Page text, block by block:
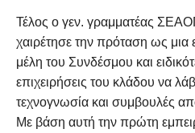
Τέλος ο γεν. γραμματέας
χαιρέτησε την πρόταση ως μια
μέλη του Συνδέσμου και
επιχειρήσεις του κλάδου να
τεχνογνωσία και συμβουλές
Με βάση αυτή την πρώτη